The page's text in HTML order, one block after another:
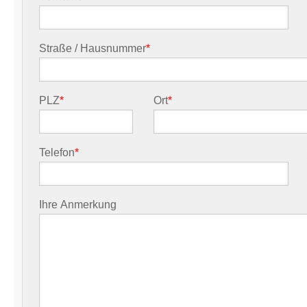
Straße / Hausnummer*
PLZ* Ort*
Telefon*
Ihre Anmerkung